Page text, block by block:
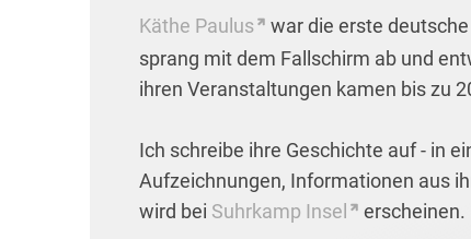
Käthe Paulus
war die erste
sprang mit dem Fallschirm ab und
ihren Veranstaltungen kamen bis zu
Ich schreibe ihre Geschichte auf - in
Aufzeichnungen, Informationen aus
wird bei Suhrkamp Insel erscheinen.